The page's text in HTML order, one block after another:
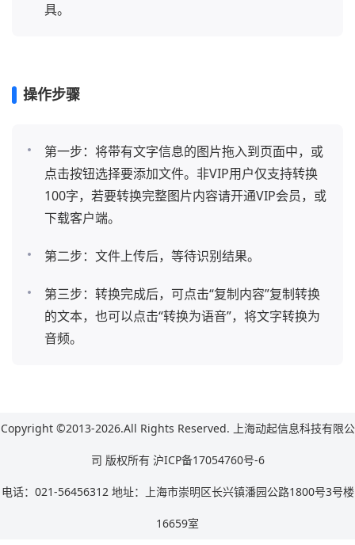
具。
操作步骤
第一步：将带有文字信息的图片拖入到页面中，或
点击按钮选择要添加文件。非VIP用户仅支持转换
100字，若要转换完整图片内容请开通VIP会员，或
下载客户端。
第二步：文件上传后，等待识别结果。
第三步：转换完成后，可点击“复制内容”复制转换
的文本，也可以点击“转换为语音”，将文字转换为
音频。
Copyright ©2013-2026.All Rights Reserved. 上海动起信息科技有限公
司 版权所有 沪ICP备17054760号-6
电话：021-56456312 地址：上海市崇明区长兴镇潘园公路1800号3号楼
16659室